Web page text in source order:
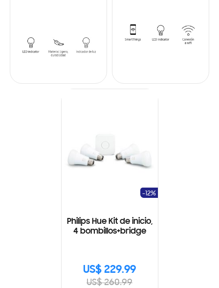
Philips Hue Kit de inicio,
4 bombillos+bridge
US$ 229.99
US$ 260.99
-12%